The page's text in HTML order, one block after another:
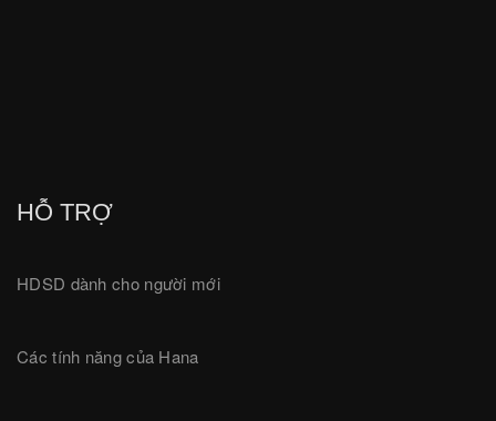
HỖ TRỢ
HDSD dành cho người mới
Các tính năng của Hana